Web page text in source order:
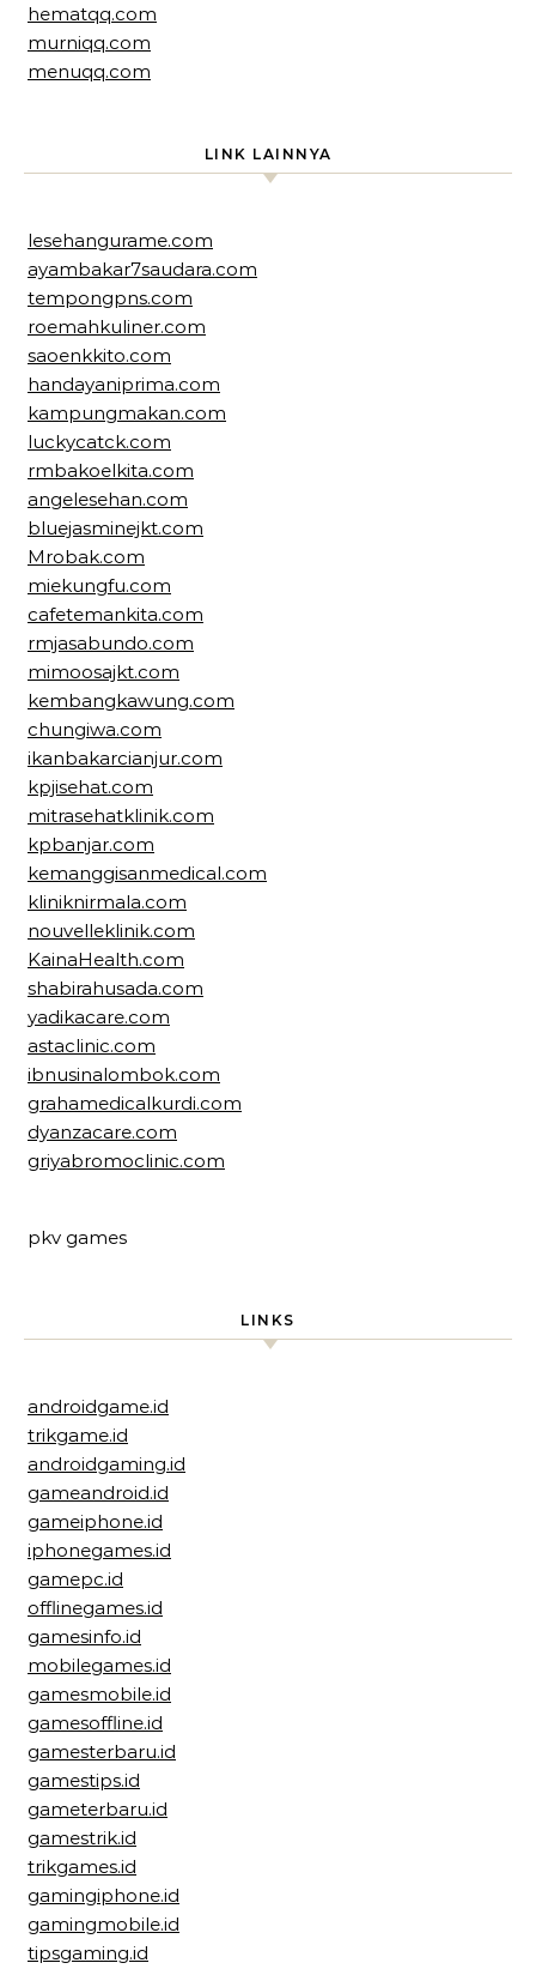
hematqq.com
murniqq.com
menuqq.com
LINK LAINNYA
lesehangurame.com
ayambakar7saudara.com
tempongpns.com
roemahkuliner.com
saoenkkito.com
handayaniprima.com
kampungmakan.com
luckycatck.com
rmbakoelkita.com
angelesehan.com
bluejasminejkt.com
Mrobak.com
miekungfu.com
cafetemankita.com
rmjasabundo.com
mimoosajkt.com
kembangkawung.com
chungiwa.com
ikanbakarcianjur.com
kpjisehat.com
mitrasehatklinik.com
kpbanjar.com
kemanggisanmedical.com
kliniknirmala.com
nouvelleklinik.com
KainaHealth.com
shabirahusada.com
yadikacare.com
astaclinic.com
ibnusinalombok.com
grahamedicalkurdi.com
dyanzacare.com
griyabromoclinic.com
pkv games
LINKS
androidgame.id
trikgame.id
androidgaming.id
gameandroid.id
gameiphone.id
iphonegames.id
gamepc.id
offlinegames.id
gamesinfo.id
mobilegames.id
gamesmobile.id
gamesoffline.id
gamesterbaru.id
gamestips.id
gameterbaru.id
gamestrik.id
trikgames.id
gamingiphone.id
gamingmobile.id
tipsgaming.id